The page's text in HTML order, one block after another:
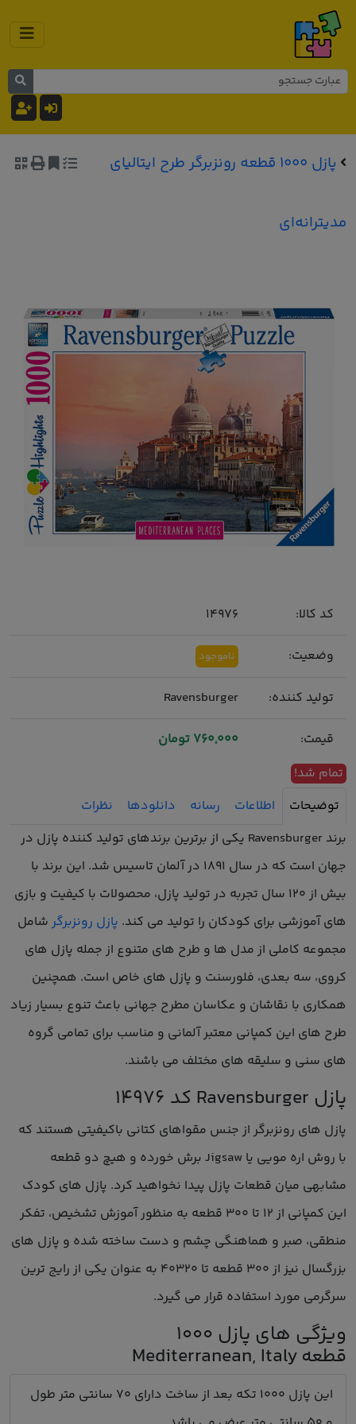
پازل 1000 قطعه رونزبرگر طرح ایتالیای
مدیترانه‌ای
کد کالا: 14976
وضعیت: ناموجود
تولید کننده: Ravensburger
قیمت:
760,000 تومان
تمام شد!
توضیحات
اطلاعات رسانه دانلودها
نظرات
برند Ravensburger یکی از برترین برندهای تولید کننده پازل در
جهان است که در سال ۱۸۹۱ در آلمان تاسیس شد. این برند با
بیش از ۱۲۰ سال تجربه در تولید پازل، محصولات با کیفیت و بازی
های آموزشی برای کودکان را تولید می کند. پازل رونزبرگر شامل
مجموعه کاملی از مدل ها و طرح های متنوع از جمله پازل های
کروی، سه بعدی، فلورسنت و پازل های خاص است. همچنین
همکاری با نقاشان و عکاسان مطرح جهانی باعث تنوع بسیار زیاد
طرح های این کمپانی معتبر آلمانی و مناسب برای تمامی گروه
های سنی و سلیقه های مختلف می باشند.
پازل Ravensburger کد 14976
پازل های رونزبرگر از جنس مقواهای کتانی باکیفیتی هستند که
با روش اره مویی یا Jigsaw برش خورده و هیچ دو قطعه
مشابهی میان قطعات پازل پیدا نخواهید کرد. پازل های کودک
این کمپانی از 12 تا 300 قطعه به منظور آموزش تشخیص، تفکر
منطقی، صبر و هماهنگی چشم و دست ساخته شده و پازل های
بزرگسال نیز از 300 قطعه تا 40320 به عنوان یکی از رایج ترین
سرگرمی مورد استفاده قرار می گیرد.
ویژگی های پازل 1000
قطعه Mediterranean, Italy
این پازل 1000 تکه بعد از ساخت دارای 70 سانتی متر طول